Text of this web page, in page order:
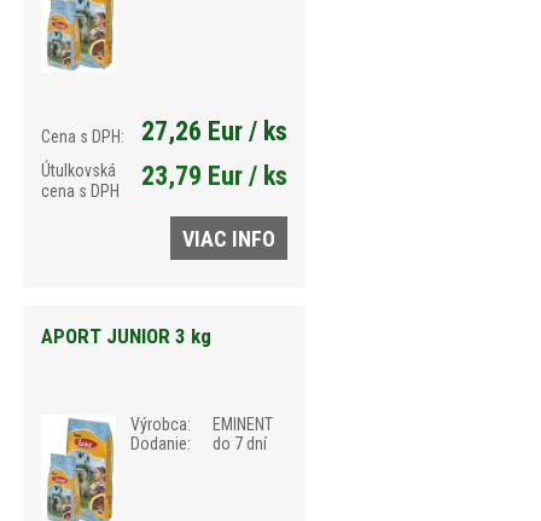
Cena s DPH: 27,26 Eur / ks
Útulkovská
cena s DPH
23,79 Eur / ks
VIAC INFO
APORT JUNIOR 3 kg
Výrobca:
EMINENT
Dodanie:
do 7 dní